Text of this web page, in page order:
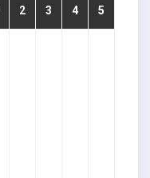
2 3 4 5